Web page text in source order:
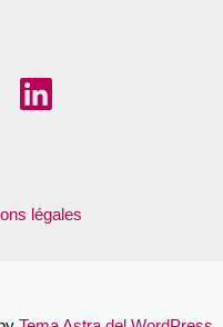
légales